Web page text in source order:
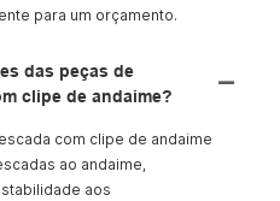
para um orçamento.
das peças de
clipe de andaime?
com clipe de andaime
ao andaime,
aos